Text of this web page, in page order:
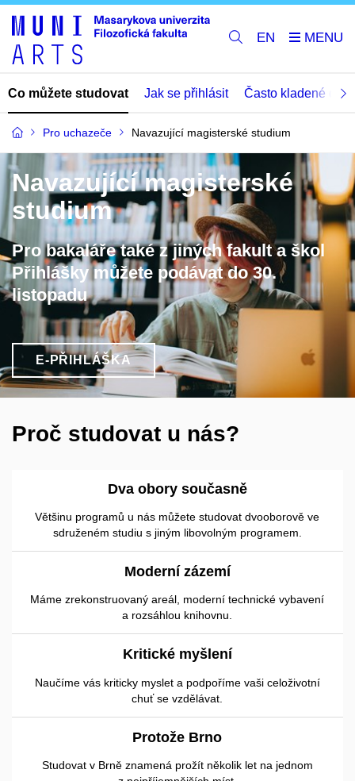
EN
Co můžete studovat Jak se přihlásit Často kladené
Pro uchazeče Navazující magisterské studium
Navazující magisterské
studium
Pro bakaláře také z jiných fakult a škol
Přihlášky můžete podávat do 30.
listopadu
E-PŘIHLÁŠKA
Proč studovat u nás?
Dva obory současně
Většinu programů u nás můžete studovat dvooborově ve
sdruženém studiu s jiným libovolným programem.
Moderní zázemí
Máme zrekonstruovaný areál, moderní technické vybavení
a rozsáhlou knihovnu.
Kritické myšlení
Naučíme vás kriticky myslet a podpoříme vaši celoživotní
chuť se vzdělávat.
Protože Brno
Studovat v Brně znamená prožít několik let na jednom